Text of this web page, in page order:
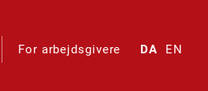
For arbejdsgivere DA EN